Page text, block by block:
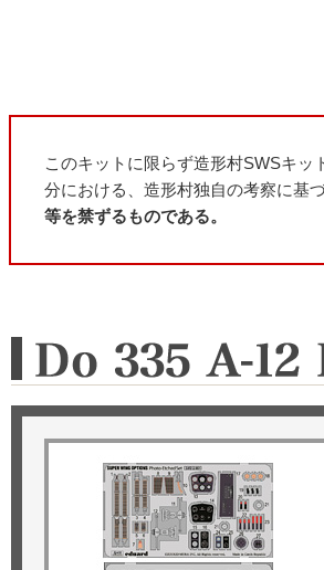
このキットに限らず造形村SWSキ
分における、造形村独自の考察に基
等を禁ずるものである。